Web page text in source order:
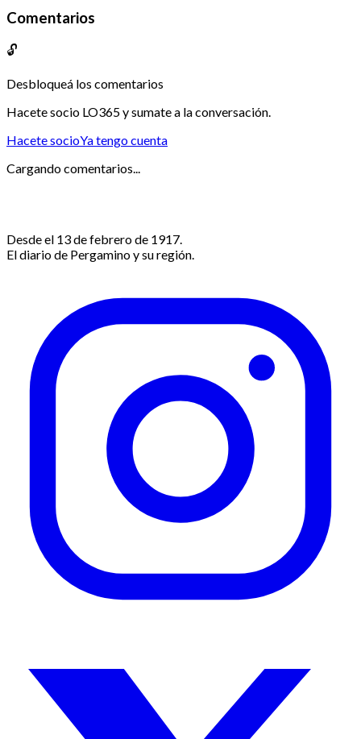
Comentarios
🔓
Desbloqueá los comentarios
Hacete socio LO365 y sumate a la conversación.
Hacete socioYa tengo cuenta
Cargando comentarios...
Desde el 13 de febrero de 1917.
El diario de Pergamino y su región.